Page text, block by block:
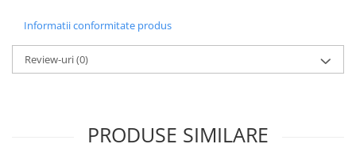
Masini batut stalpi si accesorii
Roabe & accesorii
Casute gradina si cutii depozitare
Informatii conformitate produs
Review-uri(0)
PRODUSE SIMILARE